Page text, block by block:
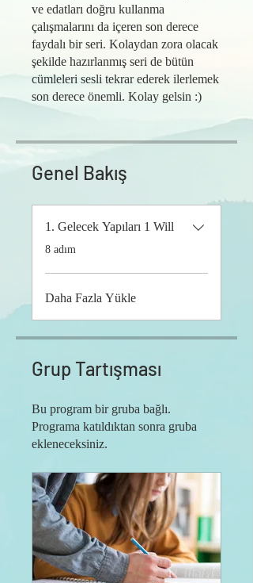
ve edatları doğru kullanma
çalışmalarını da içeren son derece
faydalı bir seri. Kolaydan zora olacak
şekilde hazırlanmış seri de bütün
cümleleri sesli tekrar ederek ilerlemek
son derece önemli. Kolay gelsin :)
Genel Bakış
1. Gelecek Yapıları 1 Will
.8 adım
Daha Fazla Yükle
Grup Tartışması
Bu program bir gruba bağlı.
Programa katıldıktan sonra gruba
ekleneceksiniz.